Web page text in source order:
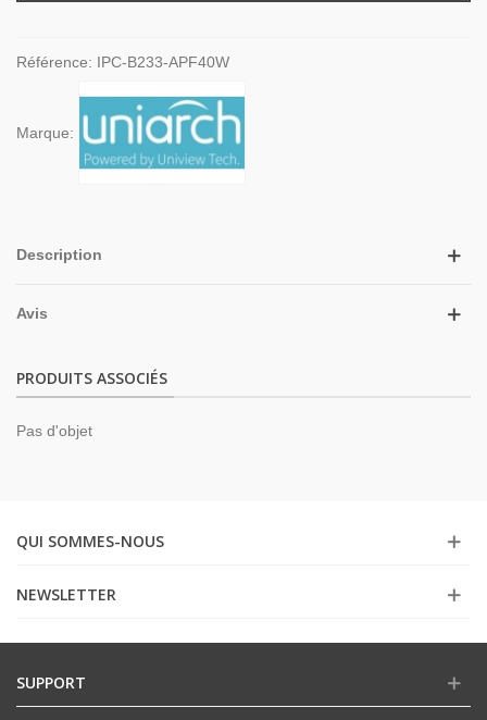
Référence: IPC-B233-APF40W
Marque:
Description
Avis
PRODUITS ASSOCIÉS
Pas d'objet
QUI SOMMES-NOUS
NEWSLETTER
SUPPORT